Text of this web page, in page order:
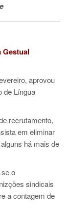
Gestual
aprovou
de Língua
recrutamento,
em eliminar
há mais de
o
sindicais
a contagem de